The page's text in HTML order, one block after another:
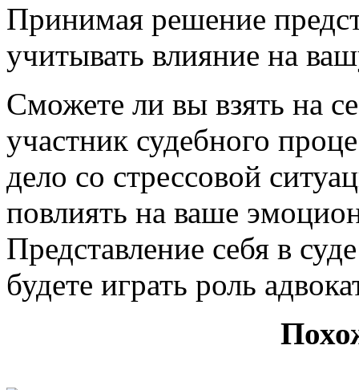
Принимая решение
учитывать влияние на
Сможете ли вы взять на
участник судебного
дело со стрессовой
повлиять на ваше
Представление себя в
будете играть роль